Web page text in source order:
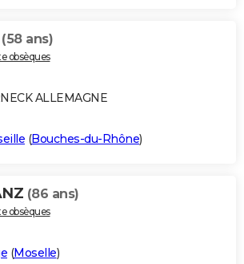
(58 ans)
obsèques
ALLEMAGNE
(Bouches-du-Rhône)
(86 ans)
obsèques
(Moselle)